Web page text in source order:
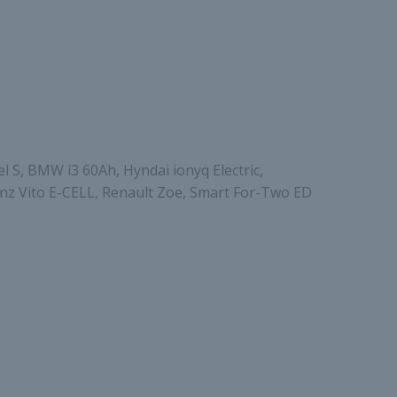
BMW i3 60Ah, Hyndai ionyq Electric,
Vito E-CELL, Renault Zoe, Smart For-Two ED